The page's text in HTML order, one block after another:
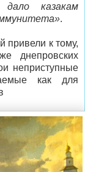
дало казакам
.
привели к тому,
днепровских
неприступные
как для